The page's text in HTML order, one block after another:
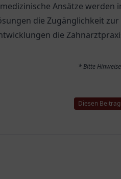
Ansätze werden
die Zugänglichkeit zur
die
* Bitte
Diesen